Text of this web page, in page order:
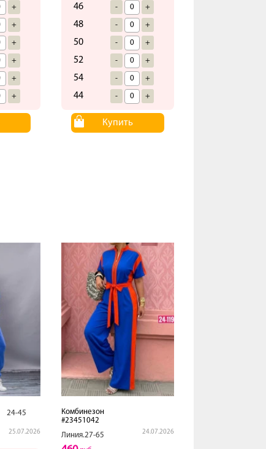
+
+
+
+
+
+
46 - +
48 - +
50 - +
52 - +
54 - +
44 - +
Купить
24-45
25.07.2026
Комбинезон
#23451042
Линия.27-65
24.07.2026